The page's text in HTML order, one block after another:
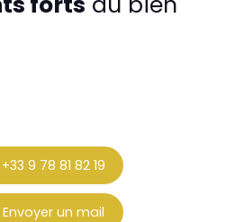
+33 9 78 81 82 19
Envoyer un mail